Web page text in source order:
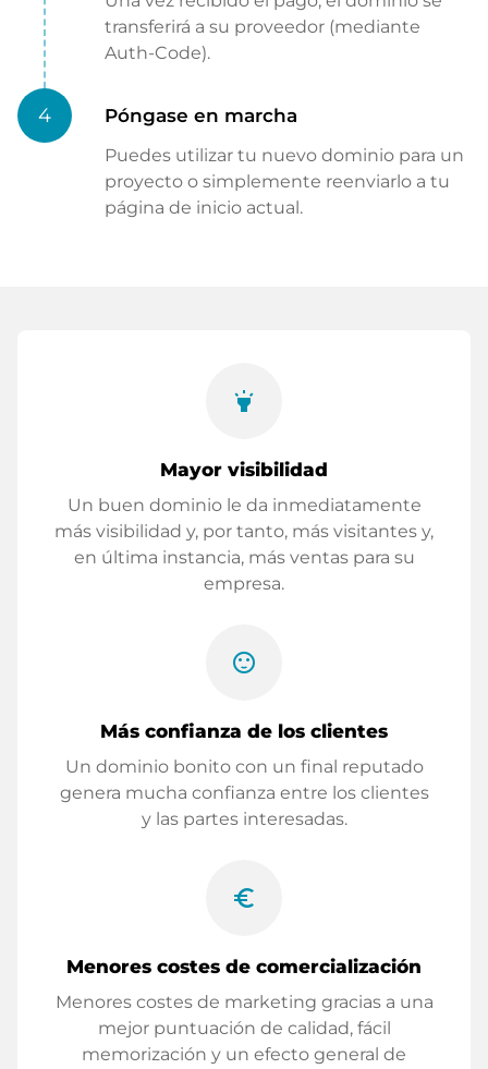
transferirá a su proveedor (mediante
Auth-Code).
4 Póngase en marcha
Puedes utilizar tu nuevo dominio para un
proyecto o simplemente reenviarlo a tu
página de inicio actual.
highlight
Mayor visibilidad
Un buen dominio le da inmediatamente
más visibilidad y, por tanto, más visitantes y,
en última instancia, más ventas para su
empresa.
sentiment_satisfied
Más confianza de los clientes
Un dominio bonito con un final reputado
genera mucha confianza entre los clientes
y las partes interesadas.
euro_symbol
Menores costes de comercialización
Menores costes de marketing gracias a una
mejor puntuación de calidad, fácil
memorización y un efecto general de